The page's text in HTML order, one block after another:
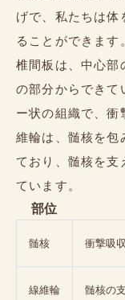
げで、私たちは体
ることができます
椎間板は、中心部
の部分からできて
ー状の組織で、衝
維輪は、髄核を包
ており、髄核を支
ています。
部位
髄核 衝撃吸収
線維輪 髄核の